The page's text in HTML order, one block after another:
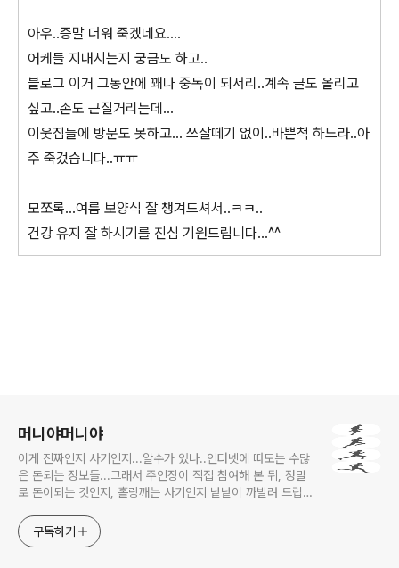
아우..증말 더워 죽겠네요....
어케들 지내시는지 궁금도 하고..
블로그 이거 그동안에 꽤나 중독이 되서리..계속 글도 올리고
싶고..손도 근질거리는데...
이웃집들에 방문도 못하고... 쓰잘떼기 없이..바쁜척 하느라..아
주 죽겄습니다..ㅠㅠ
모쪼록...여름 보양식 잘 챙겨드셔서..ㅋㅋ..
건강 유지 잘 하시기를 진심 기원드립니다...^^
머니야머니야
이게 진짜인지 사기인지...알수가 있나..인터넷에 떠도는 수많
은 돈되는 정보들...그래서 주인장이 직접 참여해 본 뒤, 정말
로 돈이되는 것인지, 홀랑깨는 사기인지 낱낱이 까발려 드립니
야~구독하기